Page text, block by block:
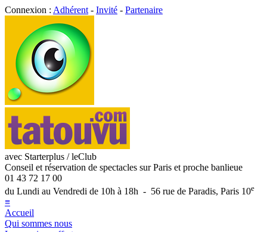
Connexion : Adhérent - Invité - Partenaire
avec Starterplus / leClub
Conseil et réservation de spectacles sur Paris et proche banlieue
01 43 72 17 00
du Lundi au Vendredi de 10h à 18h - 56 rue de Paradis, Paris 10e
≡
Accueil
Qui sommes nous